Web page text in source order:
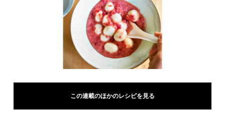
この連載のほかのレシピを見る